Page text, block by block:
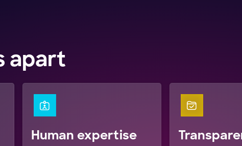
apart
Human expertise